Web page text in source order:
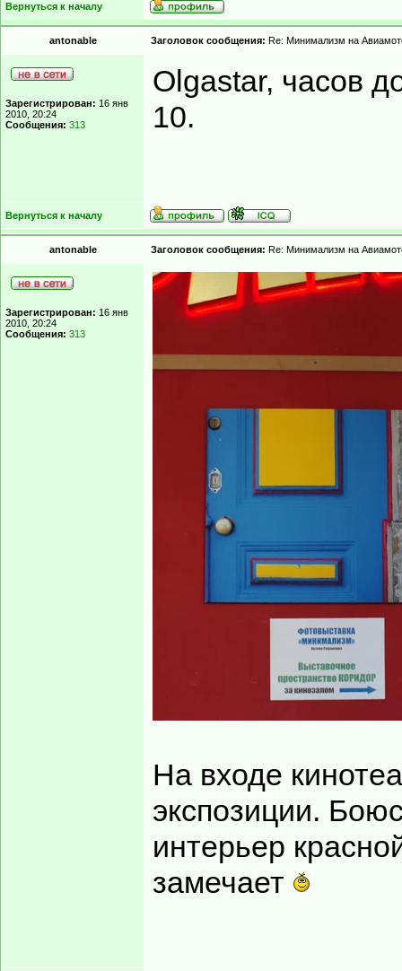
Вернуться к началу
antonable Заголовок сообщения: Re: Минимализм на
Зарегистрирован: 16 янв
2010, 20:24
Сообщения: 313
Olgastar, часов
10.
Вернуться к началу
antonable Заголовок сообщения: Re: Минимализм на
Зарегистрирован: 16 янв
2010, 20:24
Сообщения: 313
На входе
экспозиции.
интерьер
замечает